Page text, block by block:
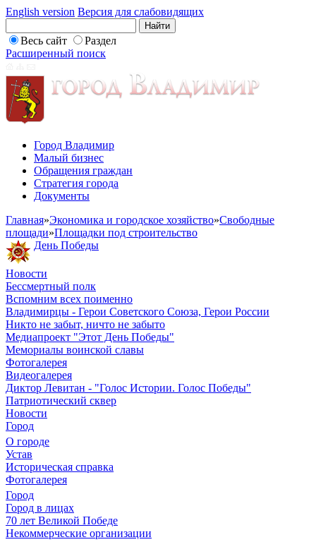
English version Версия для слабовидящих
Весь сайт
Раздел
Расширенный поиск
Город Владимир
Малый бизнес
Обращения граждан
Стратегия города
Документы
Главная»Экономика и городское хозяйство»Свободные
площади»Площадки под строительство
День Победы
Новости
Бессмертный полк
Вспомним всех поименно
Владимирцы - Герои Советского Союза, Герои России
Никто не забыт, ничто не забыто
Медиапроект "Этот День Победы"
Мемориалы воинской славы
Фотогалерея
Видеогалерея
Диктор Левитан - "Голос Истории. Голос Победы"
Патриотический сквер
Новости
Город
О городе
Устав
Историческая справка
Фотогалерея
Город
Город в лицах
70 лет Великой Победе
Некоммерческие организации